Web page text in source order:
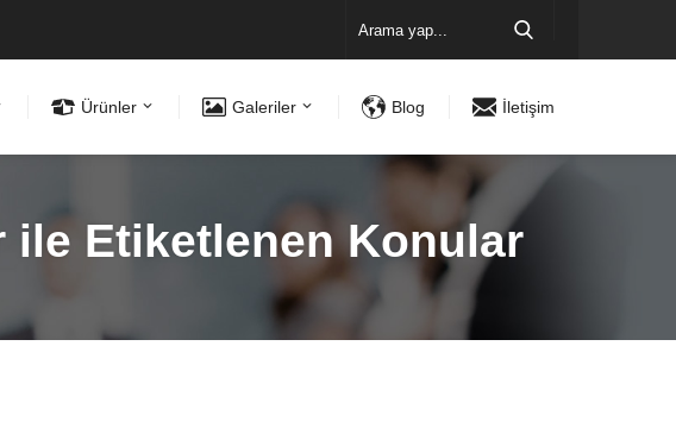
Ürünler Galeriler Blog İletişim
ile Etiketlenen Konular